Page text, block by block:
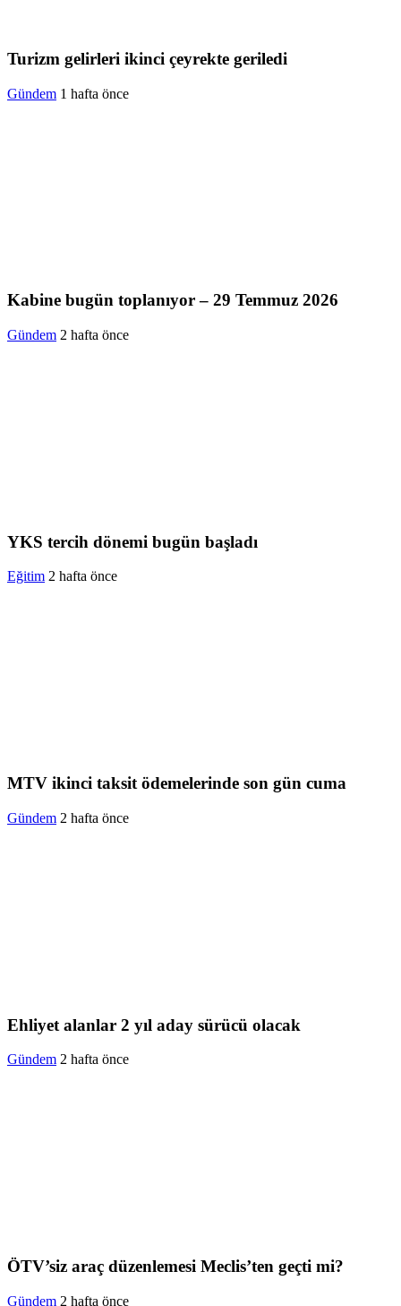
Turizm gelirleri ikinci çeyrekte geriledi
Gündem 1 hafta önce
Kabine bugün toplanıyor – 29 Temmuz 2026
Gündem 2 hafta önce
YKS tercih dönemi bugün başladı
Eğitim 2 hafta önce
MTV ikinci taksit ödemelerinde son gün cuma
Gündem 2 hafta önce
Ehliyet alanlar 2 yıl aday sürücü olacak
Gündem 2 hafta önce
ÖTV’siz araç düzenlemesi Meclis’ten geçti mi?
Gündem 2 hafta önce